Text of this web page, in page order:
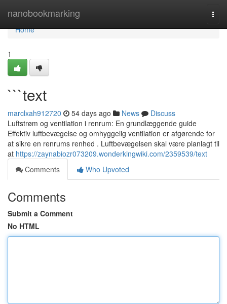
nanobookmarking
Home
Home
1
```text
marclxah912720 54 days ago News
Discuss
Luftstrøm og ventilation i renrum: En grundlæggende guide
Effektiv luftbevægelse og omhyggelig ventilation er afgørende for
at sikre en renrums renhed . Luftbevægelsen skal være planlagt til
at https://zaynabiozr073209.wonderkingwiki.com/2359539/text
Comments
Who Upvoted
Comments
Submit a Comment
No HTML